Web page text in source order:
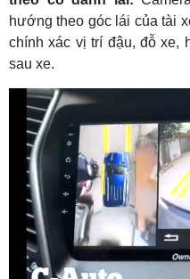
hướng theo góc lái của tài
chính xác vị trí đậu, đỗ xe,
sau xe.